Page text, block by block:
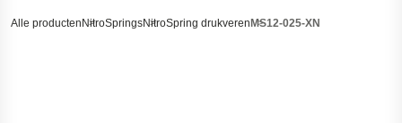
Alle producten NitroSpringsNitroSpring drukveren MS12-025-XN